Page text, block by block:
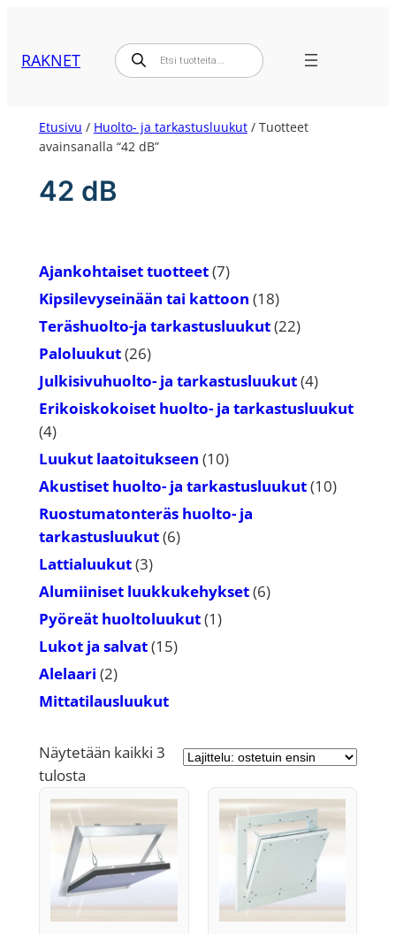
RAKNET Products
search
Etusivu / Huolto- ja tarkastusluukut/ Tuotteet
avainsanalla “42 dB”
42 dB
Ajankohtaiset tuotteet 77
tuotetta
Kipsilevyseinään tai kattoon 1818
tuotetta
Teräshuolto-ja tarkastusluukut 2222
Paloluukut 2626
tuotetta
Julkisivuhuolto- ja tarkastusluukut 44
tuotetta
Erikoiskokoiset huolto- ja tarkastusluukut
44
tuotetta
Luukut laatoitukseen 1010
tuotetta
Akustiset huolto- ja tarkastusluukut 1010
Ruostumatonteräs huolto- ja
tarkastusluukut 66
Lattialuukut 33
tuotetta
Alumiiniset luukkukehykset 66
Pyöreät huoltoluukut 11
Lukot ja salvat 1515
Alelaari 22
tuotetta
Mittatilausluukut
Näytetään kaikki 3
tulostaSuosituimmat
ensin